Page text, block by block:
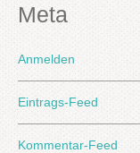
Meta
Anmelden
Eintrags-Feed
Kommentar-Feed